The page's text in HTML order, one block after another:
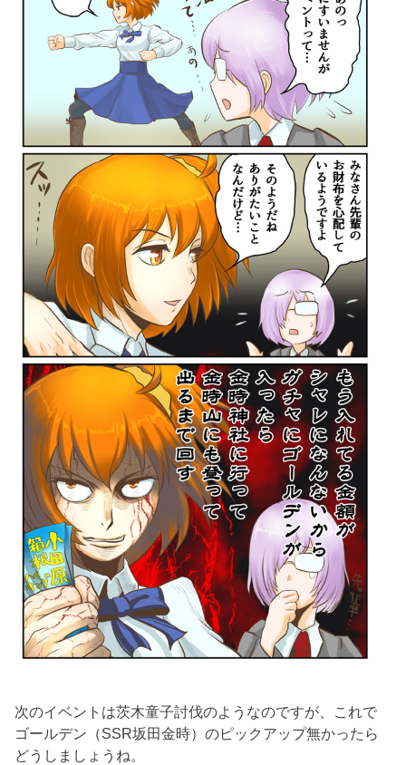
次のイベントは茨木童子討伐のようなのですが、これで
ゴールデン（SSR坂田金時）のピックアップ無かったら
どうしましょうね。